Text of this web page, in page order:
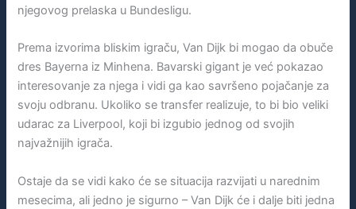
njegovog prelaska u Bundesligu.
Prema izvorima bliskim igraču, Van Dijk bi mogao da obuče
dres Bayerna iz Minhena. Bavarski gigant je već pokazao
interesovanje za njega i vidi ga kao savršeno pojačanje za
svoju odbranu. Ukoliko se transfer realizuje, to bi bio veliki
udarac za Liverpool, koji bi izgubio jednog od svojih
najvažnijih igrača.
Ostaje da se vidi kako će se situacija razvijati u narednim
mesecima, ali jedno je sigurno – Van Dijk će i dalje biti jedna